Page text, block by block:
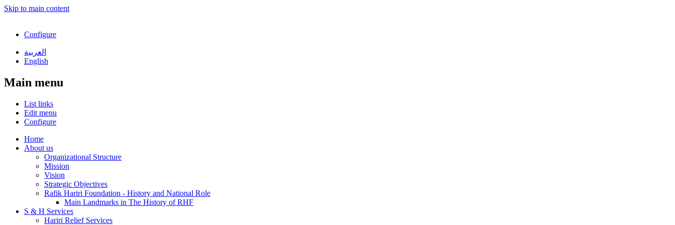
Skip to main content
Configure
العربية
English
Main menu
List links
Edit menu
Configure
Home
About us
Organizational Structure
Mission
Vision
Strategic Objectives
Rafik Hariri Foundation - History and National Role
Main Landmarks in The History of RHF
S & H Services
Hariri Relief Services